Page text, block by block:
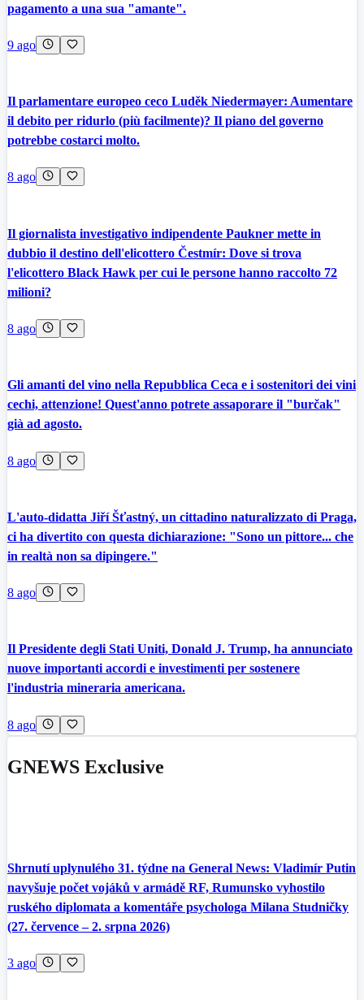
pagamento a una sua "amante".
9 ago
Il parlamentare europeo ceco Luděk Niedermayer: Aumentare
il debito per ridurlo (più facilmente)? Il piano del governo
potrebbe costarci molto.
8 ago
Il giornalista investigativo indipendente Paukner mette in
dubbio il destino dell'elicottero Čestmír: Dove si trova
l'elicottero Black Hawk per cui le persone hanno raccolto 72
milioni?
8 ago
Gli amanti del vino nella Repubblica Ceca e i sostenitori dei vini
cechi, attenzione! Quest'anno potrete assaporare il "burčak"
già ad agosto.
8 ago
L'auto-didatta Jiří Šťastný, un cittadino naturalizzato di Praga,
ci ha divertito con questa dichiarazione: "Sono un pittore... che
in realtà non sa dipingere."
8 ago
Il Presidente degli Stati Uniti, Donald J. Trump, ha annunciato
nuove importanti accordi e investimenti per sostenere
l'industria mineraria americana.
8 ago
GNEWS Exclusive
Shrnutí uplynulého 31. týdne na General News: Vladimír Putin
navyšuje počet vojáků v armádě RF, Rumunsko vyhostilo
ruského diplomata a komentáře psychologa Milana Studničky
(27. července – 2. srpna 2026)
3 ago